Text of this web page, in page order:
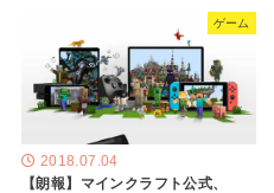
ゲーム
2018.07.04
【朗報】マインクラフト公式、